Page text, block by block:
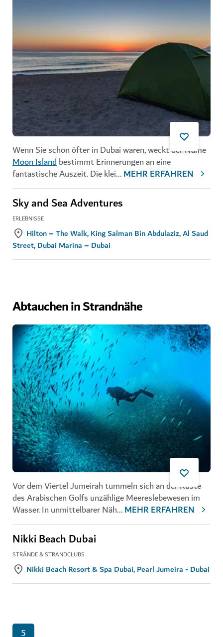
Wenn Sie schon öfter in Dubai waren, weckt der Name
Moon Islandbestimmt Erinnerungen an eine
fantastische Auszeit. Die klei...MEHR ERFAHREN
Sky and Sea Adventures
ERLEBNISSE
Hilton – The Walk, King Salman Bin Abdulaziz, Al Saud
Street, Dubai Marina – Dubai
Abtauchen in Strandnähe
Vor dem Viertel Jumeirah tummeln sich an der Küste
des Arabischen Golfs unzählige Meereslebewesen im
Wasser. In unmittelbarer Näh...MEHR ERFAHREN
Nikki Beach Dubai
STRÄNDE & STRANDCLUBS
Nikki Beach Resort & Spa Dubai, Pearl Jumeira - Dubai
5